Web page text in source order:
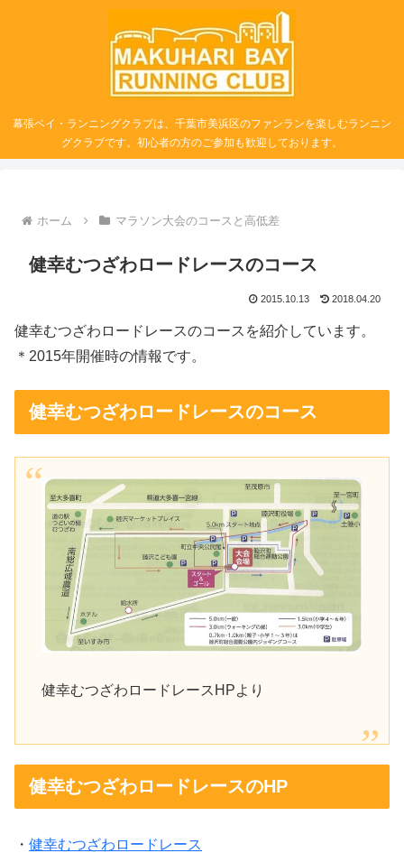
幕張ベイ・ランニングクラブは、千葉市美浜区のファンランを楽しむランニン
グクラブです。初心者の方のご参加も歓迎しております。
ホーム マラソン大会のコースと高低差
健幸むつざわロードレースのコース
2015.10.13 2018.04.20
健幸むつざわロードレースのコースを紹介しています。
＊2015年開催時の情報です。
健幸むつざわロードレースのコース
健幸むつざわロードレースHPより
健幸むつざわロードレースのHP
・ 健幸むつざわロードレース